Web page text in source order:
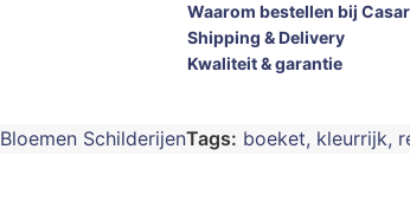
Waarom bestellen bij
Shipping & Delivery
Kwaliteit & garantie
Bloemen SchilderijenTags: boeket, kleurrijk,